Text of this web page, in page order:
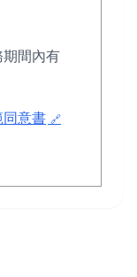
間內有
意書